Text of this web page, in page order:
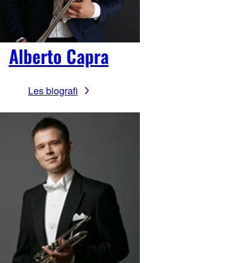
Alberto Capra
Les biografi